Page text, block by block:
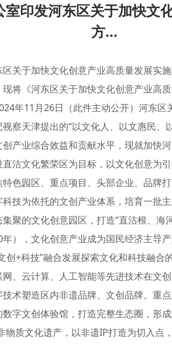
印发河东区关于加快文
方...
关于加快文化创意产业高质量发展实
将《河东区关于加快文化创意产业高
年11月26日（此件主动公开）河东
察天津提出的“以文化人、以文惠民、
产业综合效益和贡献水平，现就加快
沽文化繁荣区为目标，以文化创意为
色园区、重点项目、头部企业、品牌
技为依托的文创产业体系，培育一批
聚的文化创意园区，打造“直沽根、海
），文化创意产业成为国民经济主导
+科技”融合发展探索文化和科技融合
、云计算、人工智能等先进技术在文
术塑造区内非遗品牌、文创品牌。重
字文创体验馆，打造完整生态圈，形
物质文化遗产，以非遗IP打造为切入